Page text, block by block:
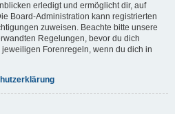
erledigt und ermöglicht dir, auf
Board-Administration kann registrierten
zuweisen. Beachte bitte unsere
Regelungen, bevor du dich
Forenregeln, wenn du dich in